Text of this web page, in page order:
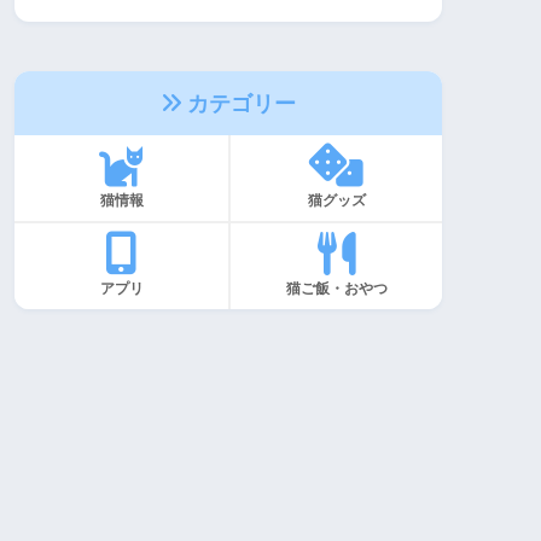
カテゴリー
猫情報 猫グッズ
アプリ 猫ご飯・おやつ